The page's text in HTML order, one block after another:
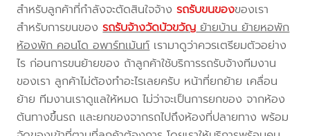
สำหรับลูกค้าที่กำลังจะตัดสินใจจ้างรถรับขนของของเรา
สำหรับการขนของรถรับจ้างวัดบัวขวัญย้ายบ้าน ย้ายหอพัก
ห้องพัก คอนโด อพาร์ทเม้นท์เรามาดูว่าควรเตรียมตัวอย่าง
ไร ก่อนการขนย้ายของ ถ้าลูกค้าใช้บริการรถรับจ้างทีมงาน
ของเรา ลูกค้าไม่ต้องทำอะไรเลยครับ หน้าที่ยกย้าย เคลื่อน
ย้าย ทีมงานเราดูแลให้หมด ไม่ว่าจะเป็นการยกของ จากห้อง
ต้นทางขึ้นรถ และยกของจากรถไปถึงห้องที่ปลายทาง พร้อม